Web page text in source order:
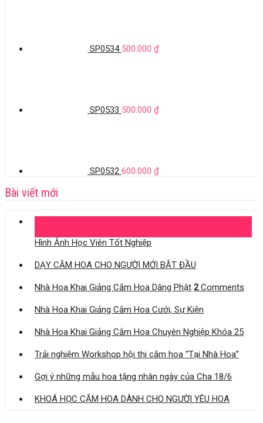
SP0534 500.000 ₫
SP0533 500.000 ₫
SP0532 600.000 ₫
Bài viết mới
Hình Ảnh Học Viên Tốt Nghiệp
DẠY CẮM HOA CHO NGƯỜI MỚI BẮT ĐẦU
Nhà Hoa Khai Giảng Cắm Hoa Dâng Phật 2Comments
Nhà Hoa Khai Giảng Cắm Hoa Cưới, Sự Kiện
Nhà Hoa Khai Giảng Cắm Hoa Chuyên Nghiệp Khóa 25
Trải nghiệm Workshop hội thi cắm hoa “Tại Nhà Hoa”
Gợi ý những mẫu hoa tặng nhân ngày của Cha 18/6
KHOÁ HỌC CẮM HOA DÀNH CHO NGƯỜI YÊU HOA